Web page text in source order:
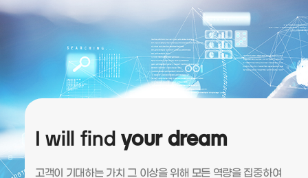
I will findyour dream
고객이 기대하는 가치 그 이상을 위해 모든 역량을 집중하여